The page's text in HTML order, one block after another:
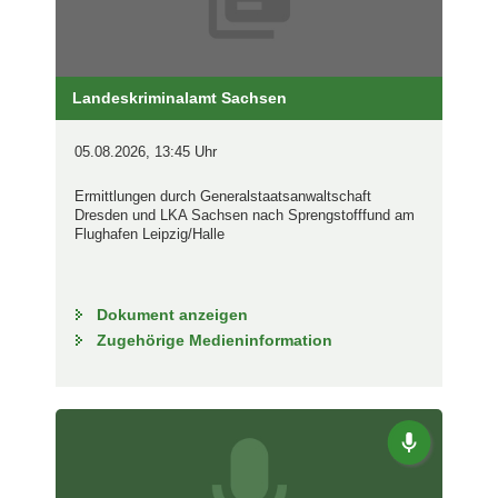
Landeskriminalamt Sachsen
05.08.2026, 13:45 Uhr
Ermittlungen durch Generalstaatsanwaltschaft
Dresden und LKA Sachsen nach Sprengstofffund am
Flughafen Leipzig/Halle
Dokument anzeigen
Zugehörige Medieninformation